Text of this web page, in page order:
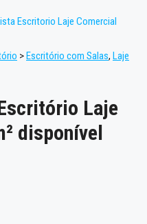
>Escritório com Salas, Laje
Laje
disponível